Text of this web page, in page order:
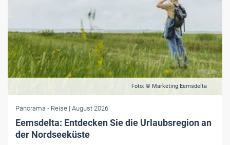
Foto: © Marketing Eemsdelta
Panorama - Reise | August 2026
Eemsdelta: Entdecken Sie die Urlaubsregion an
der Nordseeküste